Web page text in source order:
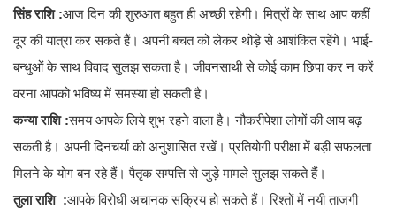
सिंह राशि :आज दिन की शुरुआत बहुत ही अच्छी रहेगी। मित्रों के साथ आप कहीं
दूर की यात्रा कर सकते हैं। अपनी बचत को लेकर थोड़े से आशंकित रहेंगे। भाई-
बन्धुओं के साथ विवाद सुलझ सकता है। जीवनसाथी से कोई काम छिपा कर न करें
वरना आपको भविष्य में समस्या हो सकती है।
कन्या राशि :समय आपके लिये शुभ रहने वाला है। नौकरीपेशा लोगों की आय बढ़
सकती है। अपनी दिनचर्या को अनुशासित रखें। प्रतियोगी परीक्षा में बड़ी सफलता
मिलने के योग बन रहे हैं। पैतृक सम्पत्ति से जुड़े मामले सुलझ सकते हैं।
तुला राशि :आपके विरोधी अचानक सक्रिय हो सकते हैं। रिश्तों में नयी ताजगी